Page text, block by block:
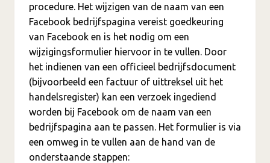
procedure. Het wijzigen van de naam van een
Facebook bedrijfspagina vereist goedkeuring
van Facebook en is het nodig om een
wijzigingsformulier hiervoor in te vullen. Door
het indienen van een officieel bedrijfsdocument
(bijvoorbeeld een factuur of uittreksel uit het
handelsregister) kan een verzoek ingediend
worden bij Facebook om de naam van een
bedrijfspagina aan te passen. Het formulier is via
een omweg in te vullen aan de hand van de
onderstaande stappen: